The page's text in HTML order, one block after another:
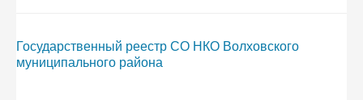
Государственный реестр СО НКО Волховского
муниципального района